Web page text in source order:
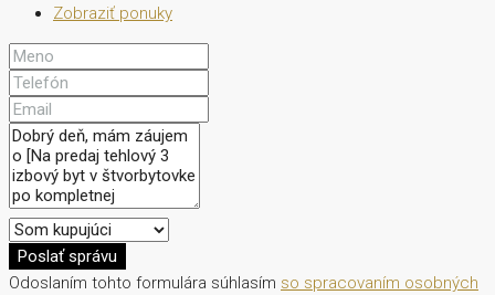
Zobraziť ponuky
Poslať správu
Odoslaním tohto formulára súhlasím so spracovaním osobných